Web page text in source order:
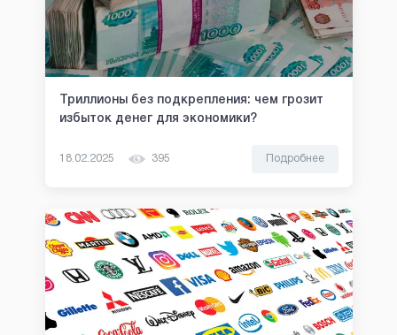
Триллионы без подкрепления: чем грозит
избыток денег для экономики?
18.02.2025 395 Подробнее